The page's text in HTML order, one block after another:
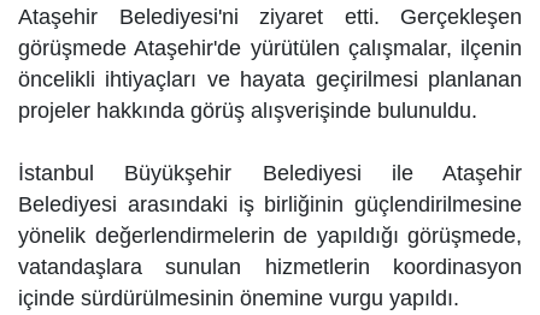
Ataşehir Belediyesi'ni ziyaret etti. Gerçekleşen
görüşmede Ataşehir'de yürütülen çalışmalar, ilçenin
öncelikli ihtiyaçları ve hayata geçirilmesi planlanan
projeler hakkında görüş alışverişinde bulunuldu.
İstanbul Büyükşehir Belediyesi ile Ataşehir
Belediyesi arasındaki iş birliğinin güçlendirilmesine
yönelik değerlendirmelerin de yapıldığı görüşmede,
vatandaşlara sunulan hizmetlerin koordinasyon
içinde sürdürülmesinin önemine vurgu yapıldı.